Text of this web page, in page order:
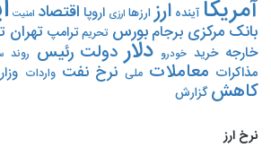
آمریکا آینده ارز ارزها ارزی اروپا اقتصاد امنیت
بانک مرکزی برجامبورس تحریم‌ ترامپ تهران
خارجه خرید خودرو دلار دولت رئیس روند
مذاکرات معاملات ملی نرخ نفت واردات
کاهش گزارش
نرخ ارز